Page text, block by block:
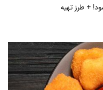
+ طرز تهیه